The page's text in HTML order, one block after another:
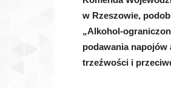
w Rzeszowie,
„Alkohol-
podawania
trzeźwości i